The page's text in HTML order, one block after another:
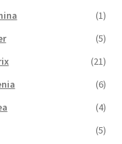
(1)
(5)
(21)
(6)
(4)
(5)